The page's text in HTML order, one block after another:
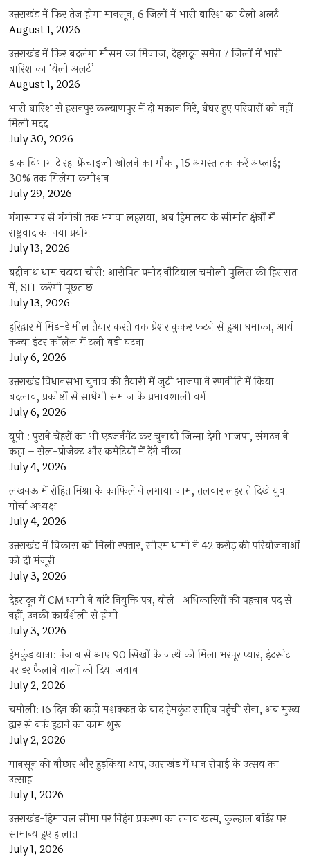
उत्तराखंड में फिर तेज होगा मानसून, 6 जिलों में भारी बारिश का येलो अलर्ट
August 1, 2026
उत्तराखंड में फिर बदलेगा मौसम का मिजाज, देहरादून समेत 7 जिलों में भारी
बारिश का ‘येलो अलर्ट’
August 1, 2026
भारी बारिश से हसनपुर कल्याणपुर में दो मकान गिरे, बेघर हुए परिवारों को नहीं
मिली मदद
July 30, 2026
डाक विभाग दे रहा फ्रेंचाइजी खोलने का मौका, 15 अगस्त तक करें अप्लाई;
30% तक मिलेगा कमीशन
July 29, 2026
गंगासागर से गंगोत्री तक भगवा लहराया, अब हिमालय के सीमांत क्षेत्रों में
राष्ट्रवाद का नया प्रयोग
July 13, 2026
बद्रीनाथ धाम चढ़ावा चोरी: आरोपित प्रमोद नौटियाल चमोली पुलिस की हिरासत
में, SIT करेगी पूछताछ
July 13, 2026
हरिद्वार में मिड-डे मील तैयार करते वक्त प्रेशर कुकर फटने से हुआ धमाका, आर्य
कन्या इंटर कॉलेज में टली बड़ी घटना
July 6, 2026
उत्तराखंंड विधानसभा चुनाव की तैयारी में जुटी भाजपा ने रणनीति में किया
बदलाव, प्रकोष्ठों से साधेगी समाज के प्रभावशाली वर्ग
July 6, 2026
यूपी : पुराने चेहरों का भी एडजर्नमेंट कर चुनावी जिम्मा देगी भाजपा, संगठन ने
कहा – सेल-प्रोजेक्ट और कमेटियों में देंगे मौका
July 4, 2026
लखनऊ में रोहित मिश्रा के काफिले ने लगाया जाम, तलवार लहराते दिखे युवा
मोर्चा अध्यक्ष
July 4, 2026
उत्तराखंड में विकास को मिली रफ्तार, सीएम धामी ने 42 करोड़ की परियोजनाओं
को दी मंजूरी
July 3, 2026
देहरादून में CM धामी ने बांटे नियुक्ति पत्र, बोले- अधिकारियों की पहचान पद से
नहीं, उनकी कार्यशैली से होगी
July 3, 2026
हेमकुंड यात्रा: पंजाब से आए 90 सिखों के जत्थे को मिला भरपूर प्यार, इंटरनेट
पर डर फैलाने वालों को दिया जवाब
July 2, 2026
चमोली: 16 दिन की कड़ी मशक्कत के बाद हेमकुंड साहिब पहुंची सेना, अब मुख्य
द्वार से बर्फ हटाने का काम शुरू
July 2, 2026
मानसून की बौछार और हुड़किया थाप, उत्तराखंड में धान रोपाई के उत्सव का
उत्साह
July 1, 2026
उत्तराखंड-हिमाचल सीमा पर निहंग प्रकरण का तनाव खत्म, कुल्हाल बॉर्डर पर
सामान्य हुए हालात
July 1, 2026